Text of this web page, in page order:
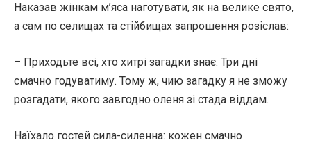
Наказав жінкам м’яса наготувати, як на велике свято,
а сам по селищах та стійбищах запрошення розіслав:
– Приходьте всі, хто хитрі загадки знає. Три дні
смачно годуватиму. Тому ж, чию загадку я не зможу
розгадати, якого завгодно оленя зі стада віддам.
Наїхало гостей сила-силенна: кожен смачно